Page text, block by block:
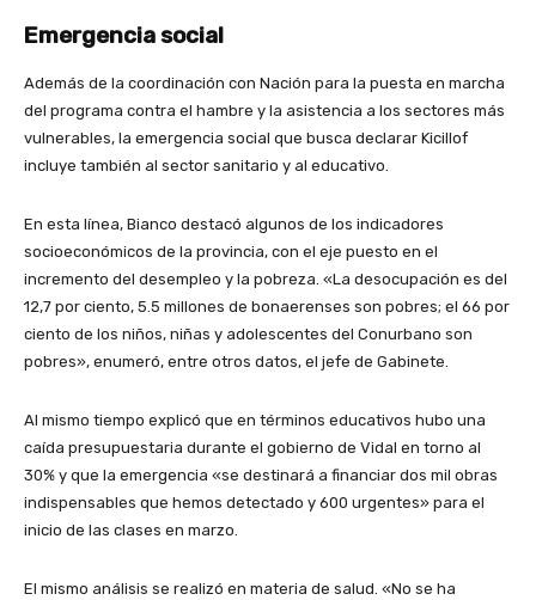
Emergencia social
Además de la coordinación con Nación para la puesta en marcha
del programa contra el hambre y la asistencia a los sectores más
vulnerables, la emergencia social que busca declarar Kicillof
incluye también al sector sanitario y al educativo.
En esta línea, Bianco destacó algunos de los indicadores
socioeconómicos de la provincia, con el eje puesto en el
incremento del desempleo y la pobreza. «La desocupación es del
12,7 por ciento, 5.5 millones de bonaerenses son pobres; el 66 por
ciento de los niños, niñas y adolescentes del Conurbano son
pobres», enumeró, entre otros datos, el jefe de Gabinete.
Al mismo tiempo explicó que en términos educativos hubo una
caída presupuestaria durante el gobierno de Vidal en torno al
30% y que la emergencia «se destinará a financiar dos mil obras
indispensables que hemos detectado y 600 urgentes» para el
inicio de las clases en marzo.
El mismo análisis se realizó en materia de salud. «No se ha